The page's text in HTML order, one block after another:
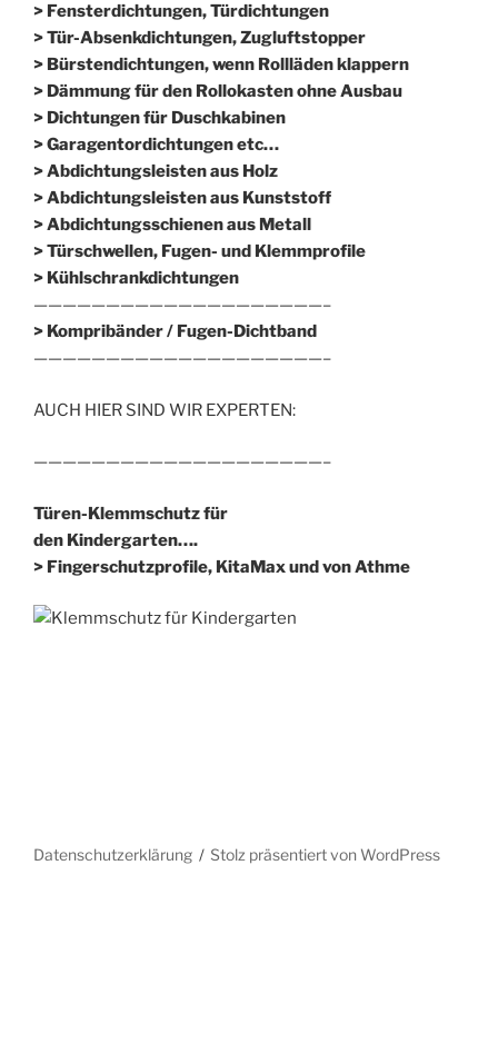
> Fensterdichtungen, Türdichtungen
> Tür-Absenkdichtungen, Zugluftstopper
> Bürstendichtungen, wenn Rollläden klappern
> Dämmung für den Rollokasten ohne Ausbau
> Dichtungen für Duschkabinen
> Garagentordichtungen etc…
> Abdichtungsleisten aus Holz
> Abdichtungsleisten aus Kunststoff
> Abdichtungsschienen aus Metall
> Türschwellen, Fugen- und Klemmprofile
> Kühlschrankdichtungen
————————————————————–
> Kompribänder / Fugen-Dichtband
————————————————————–
AUCH HIER SIND WIR EXPERTEN:
————————————————————–
Türen-Klemmschutz für
den Kindergarten….
> Fingerschutzprofile, KitaMax und von Athme
Datenschutzerklärung Stolz präsentiert von WordPress